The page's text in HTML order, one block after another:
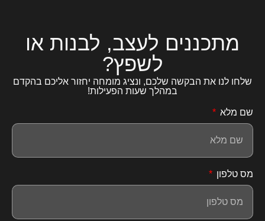
מתכננים לעצב, לבנות או
לשפץ?
שלחו לנו את הבקשה שלכם, ונציג מומחה יחזור אליכם בהקדם
במהלך שעות הפעילות!
שם מלא
מס טלפון